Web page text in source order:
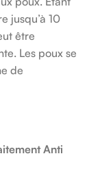
jusqu’à 10
être
Les poux se
de
Anti